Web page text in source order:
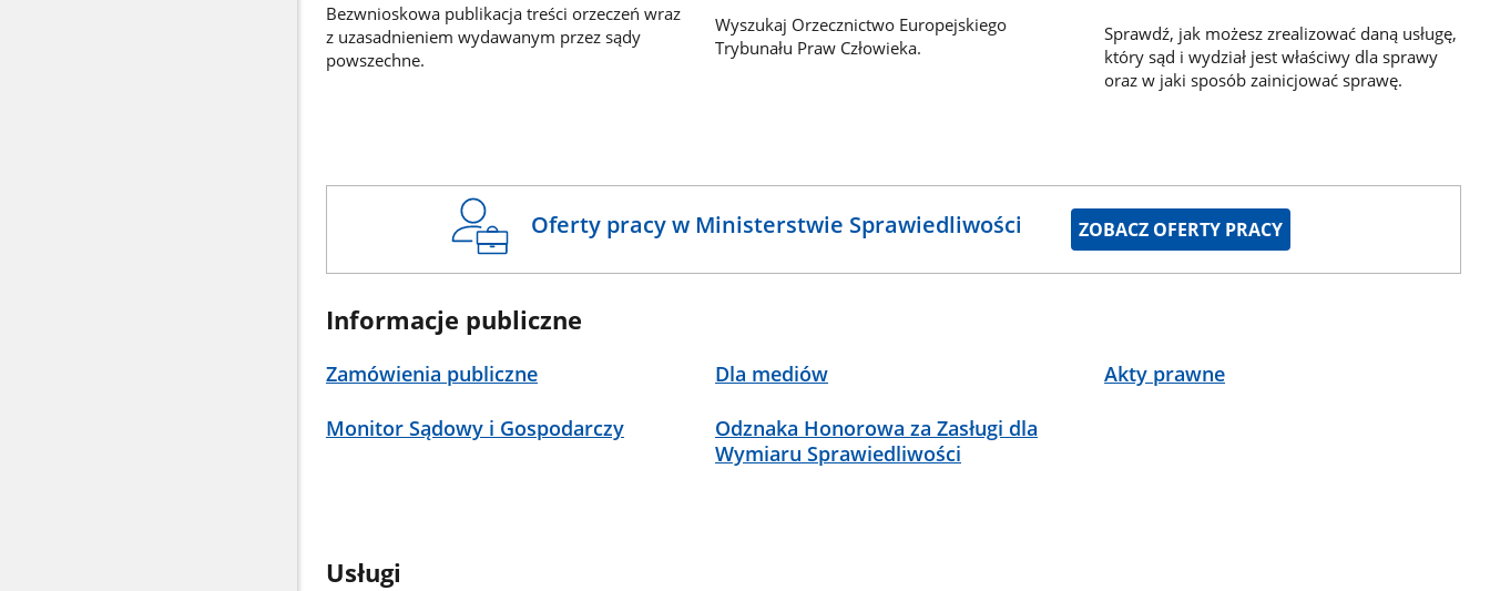
Bezwnioskowa publikacja treści orzeczeń wraz
z uzasadnieniem wydawanym przez sądy
powszechne.
Wyszukaj Orzecznictwo Europejskiego
Trybunału Praw Człowieka.
Sprawdź, jak możesz zrealizować daną usługę,
który sąd i wydział jest właściwy dla sprawy
oraz w jaki sposób zainicjować sprawę.
Oferty pracy w Ministerstwie Sprawiedliwości ZOBACZ OFERTY PRACY
Informacje publiczne
Zamówienia publiczne Dla mediów Akty prawne
Monitor Sądowy i Gospodarczy
Odznaka Honorowa za Zasługi dla
Wymiaru Sprawiedliwości
Usługi